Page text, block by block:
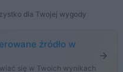
dla Twojej wygody
źródło w
się w Twoich wynikach